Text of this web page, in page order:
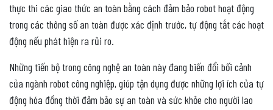
thực thi các giao thức an toàn bằng cách đảm bảo robot hoạt động
trong các thông số an toàn được xác định trước, tự động tắt các hoạt
động nếu phát hiện ra rủi ro.
Những tiến bộ trong công nghệ an toàn này đang biến đổi bối cảnh
của ngành robot công nghiệp, giúp tận dụng được những lợi ích của tự
động hóa đồng thời đảm bảo sự an toàn và sức khỏe cho người lao